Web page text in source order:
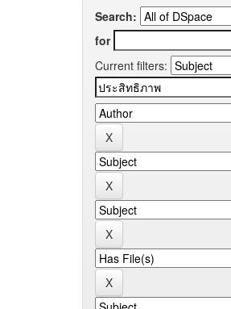
Search:
for
Current filters: